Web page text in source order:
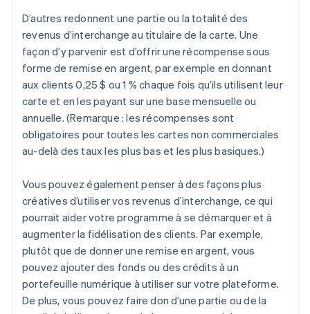
D’autres redonnent une partie ou la totalité des
revenus d’interchange au titulaire de la carte. Une
façon d’y parvenir est d’offrir une récompense sous
forme de remise en argent, par exemple en donnant
aux clients 0,25 $ ou 1 % chaque fois qu’ils utilisent leur
carte et en les payant sur une base mensuelle ou
annuelle. (Remarque : les récompenses sont
obligatoires pour toutes les cartes non commerciales
au-delà des taux les plus bas et les plus basiques.)
Vous pouvez également penser à des façons plus
créatives d’utiliser vos revenus d’interchange, ce qui
pourrait aider votre programme à se démarquer et à
augmenter la fidélisation des clients. Par exemple,
plutôt que de donner une remise en argent, vous
pouvez ajouter des fonds ou des crédits à un
portefeuille numérique à utiliser sur votre plateforme.
De plus, vous pouvez faire don d’une partie ou de la